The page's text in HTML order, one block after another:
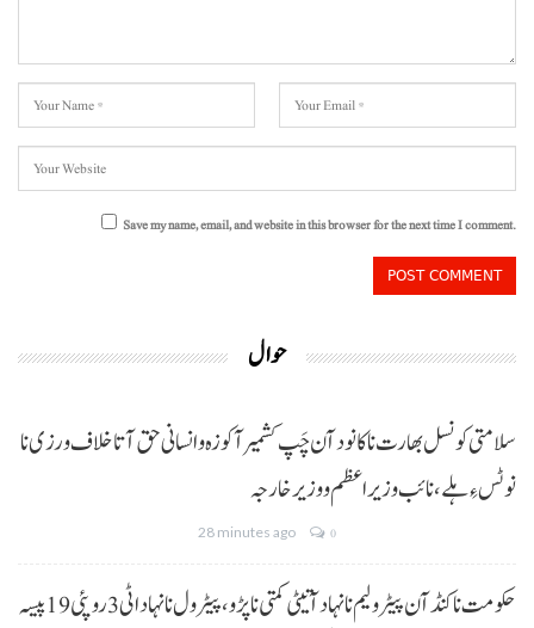
Save my name, email, and website in this browser for the next time I comment.
حوال
سلامتی کونسل بھارت نا کانود آن چَپ کشمیر آ کوزہ و انسانی حق آتا خلاف ورزی نا
نوٹس ءِ ہلے،نائب وزیراعظم و وزیر خارجہ
28 minutes ago 0
حکومت نا کنڈ آن پیٹرولیم نا نہاد آتیٹی کمتی نا پڑو،پیٹرول نا نہاد اٹی 3 روپئی 19 پیسہ